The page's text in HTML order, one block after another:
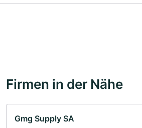
Firmen in der Nähe
Gmg Supply SA